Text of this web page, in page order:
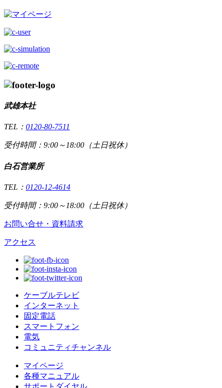
武雄本社
TEL： 0120-80-7511
受付時間：9:00～18:00（土日祝休）
白石営業所
TEL： 0120-12-4614
受付時間：9:00～18:00（土日祝休）
お問い合せ・資料請求
アクセス
ケーブルテレビ
インターネット
固定電話
スマートフォン
電気
コミュニティチャンネル
マイページ
各種マニュアル
サポートダイヤル